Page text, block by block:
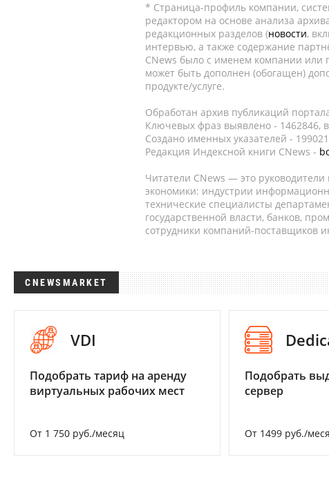
* Страница-профиль компании,
редактором на основе анализа
редакционных разделов (новости,
интервью, а также содержание
CNews было с именем компании или
может быть дополнен (обогащен)
продукте/услуге.
Обработан архив публикаций
Ключевых фраз выявлено - 1462846,
Создано именных указателей -
Редакция Индексной книги CNews -
Читатели CNews — это
экономики: индустрии
технические специалисты
государственной власти, банков,
сотрудники компаний-поставщиков
CNEWSMARKET
VDI
Подобрать тариф на аренду
виртуальных рабочих мест
От 1 750 руб./месяц
Подобрать
сервер
От 1499 руб./